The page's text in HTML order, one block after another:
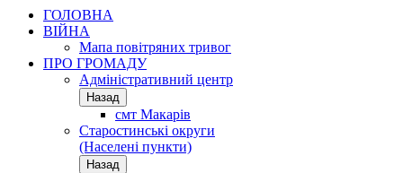
ГОЛОВНА
ВІЙНА
Мапа повітряних тривог
ПРО ГРОМАДУ
Aдміністративний центр
Назад
смт Макарів
Старостинські округи
(Населені пункти)
Назад